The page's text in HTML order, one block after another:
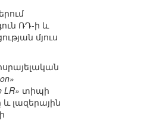
ՌԴ-ի և
մյուս
LR» տիպի
լազերային